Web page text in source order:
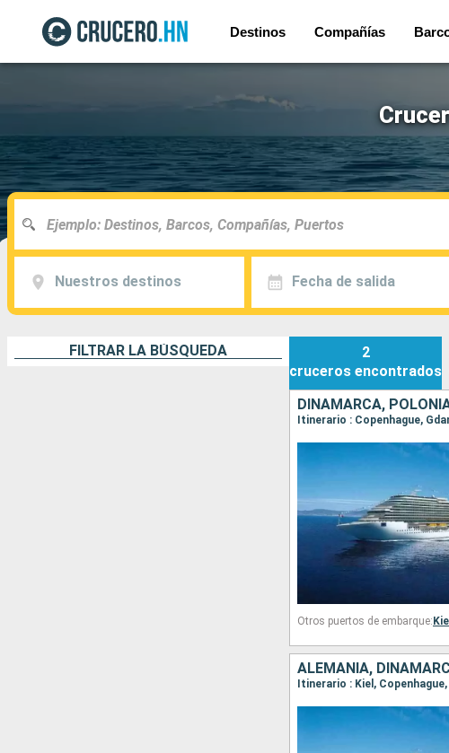
Destinos Compañías
Nuestros destinos Fecha de salida
FILTRAR LA BÚSQUEDA
2
cruceros encontrados
DINAMARCA,
Itinerario : Copenhague,
Otros puertos de embarque: Kiel
ALEMANIA,
Itinerario : Kiel,